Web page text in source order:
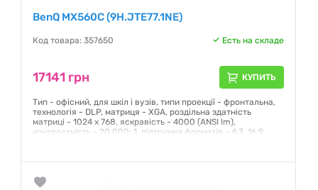
BenQ MX560C (9H.JTE77.1NE)
Код товара: 357650 Есть на складе
17141 грн КУПИТЬ
Тип - офісний, для шкіл і вузів, типи проекції - фронтальна,
технологія - DLP, матриця - XGA, роздільна здатність
матриці - 1024 x 768, яскравість - 4000 (ANSI lm),
контрастність - 20 000: 1, підтримка форматів - 4:3, 16:9,
колір - White
Гарантия: